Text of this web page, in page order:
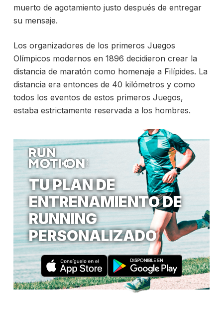
muerto de agotamiento justo después de entregar
su mensaje.
Los organizadores de los primeros Juegos
Olímpicos modernos en 1896 decidieron crear la
distancia de maratón como homenaje a Filípides. La
distancia era entonces de 40 kilómetros y como
todos los eventos de estos primeros Juegos,
estaba estrictamente reservada a los hombres.
TU PLAN DE
ENTRENAMIENTO DE
RUNNING
PERSONALIZADO